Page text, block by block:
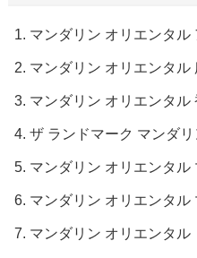
マンダリン オリエンタル
マンダリン オリエンタル
マンダリン オリエンタル
ザ ランドマーク マンダ
マンダリン オリエンタル
マンダリン オリエンタル
マンダリン オリエンタル